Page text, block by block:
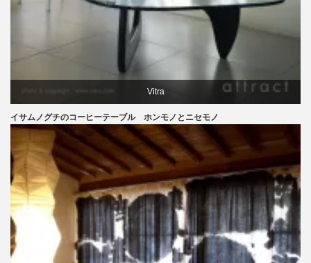
Vitra
イサムノグチ
テーブル
イサムノグチのコーヒーテーブル ホンモノとニセモノ